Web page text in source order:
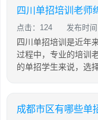
四川单招培训老师
点击：124 发布时
四川单招培训是近年
过程中，专业的培训
的单招学生来说，选